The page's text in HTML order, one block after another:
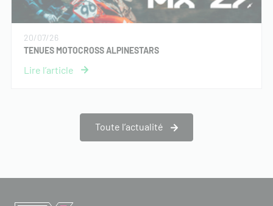
20/07/26
TENUES MOTOCROSS ALPINESTARS
Toute l’actualité